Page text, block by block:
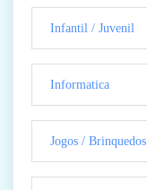
Infantil / Juvenil
Informatica
Jogos / Brinquedos